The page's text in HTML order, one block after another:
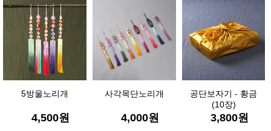
5방울노리개
4,500원
사각목단노리개
4,000원
공단보자기 - 황금
(10장)
3,800원